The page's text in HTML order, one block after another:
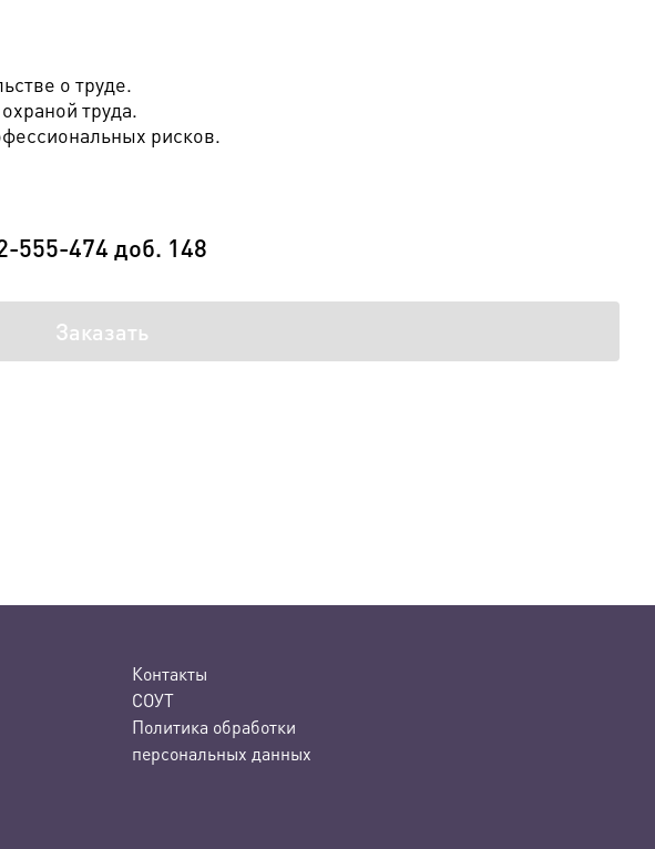
о труде.
труда.
рисков.
555-474 доб. 148
Заказать
Контакты
СОУТ
Политика обработки
персональных данных